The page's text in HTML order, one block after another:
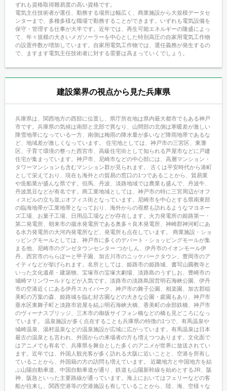
ずれも資格取得難易度の高い資格です。
電気主任技術者が選任、勤務する場所は幅広く、商業施設から大規模データセ
ンターまで、多種多様な職場で勤務することができます。いずれも電気設備を
保守・管理する仕事が大半です。近年では、再生可能エネルギーの隆盛によっ
て、年々規模の大きいメガソーラーを中心とした特別高圧の自家用電気工作物
の設置件数が増加しています。自家用電気工作物では、選任義務が発生するの
で、ますます電気主任技術者に対する需要は高まっていくでしょう。
建設業界の視点から見た兵庫県
兵庫県は、関西地方の西部に位置し、県庁所在地は県内最大都市でもある神戸
市です。兵庫県の気候は南部と北部で異なり、山間部の北側は寒暖差が激しい
降雪地帯になっている一方、南側は梅雨の降水量が多いなど降雨地帯であるな
ど、地域差が激しくなっています。 住宅地としては、神戸市の三宮区、東灘
区、子育て環境の整った西宮市、高級住宅街として知られる芦屋市などに戸建
住宅が集まっています。神戸市、尼崎市などの中心部には、高層マンション・
タワーマンションも含むマンション群が見られます。 古くは平安時代から港町
として栄えており、現在も海外との貿易の窓口の1つであることから、貿易業
や造船業が盛んな県です。但馬、丹波、淡路地域では農業も盛んで、丹波牛、
丹波黒豆などが有名です。商工業地域としては、神戸市の特に三宮周辺がオフ
ィスビルの立ち並ぶオフィス街となっています。尼崎市を中心とする県南東部
の臨海地帯が工業地帯となっており、海外からの視察も訪れるようなマヨネー
ズ工場、お菓子工場、日用品工場などが存在します。火力発電所の姫路第一・
第二発電所、朝来市の揚水発電所である奥多々良木発電所、神崎郡神河町にあ
る水力発電所の大河内発電所など、発電所も点在しています。 商業施設・ショ
ッピングモールとしては、神戸市に多くのデパート・ショッピングモールが集
まる他、尼崎市のグンゼタウンセンター つかしん、伊丹市のイオンモール伊
丹、西宮市のららぽーと甲子園、加古川市のニッケパークタウン、豊岡市のア
イティなどが挙げられます。名所としては、姫路市の姫路城、書写山圓教寺と
いった文化遺産・建築物、宝塚市の宝塚大劇場、淡路島のうずしお、豊崎市の
城崎マリンワールドなどが人気です。淡路市の淡路島国営明石海峡公園、伊丹
市の空港近くにある伊丹スカイパーク、神戸市の舞子公園、相楽園、加古郡稲
美町の万葉の森、姫路城を臨む好古園などの大きな公園・庭園もあり、神戸市
垂水区東舞子町と淡路市岩屋を結ぶ明石海峡大橋、香美町の余部鉄橋、神戸市
のヴィーナスブリッジ、三木市の御坂サイフォン橋などの橋も見どころになっ
ています。 温泉施設が多く点在することも兵庫県の特徴の1つで、有馬温泉や
城崎温泉、湯村温泉などの温泉施設が広域に広がっています。有馬温泉は日本
最古の温泉とも言われ、外国からの来場者の方も増えつつあります。文化面で
はアニメでも有名で、兵庫県を舞台とした多くのアニメが世界に放送されてい
ます。近年では、外国人観光客が多く訪れる大阪に近いことと、空港を所有し
ていることから、外国籍の方の訪問も増えています。 近畿地方と中国地方を結
ぶ山陽自動車道、中国自動車道が通り、鉄道も山陽新幹線を始めとするJR、阪
神、阪急といった主要路線が通っています。海上においてはフェリーなどの客
船が往来し、関西空港等の空港施設も有していることから、陸、海、空様々な